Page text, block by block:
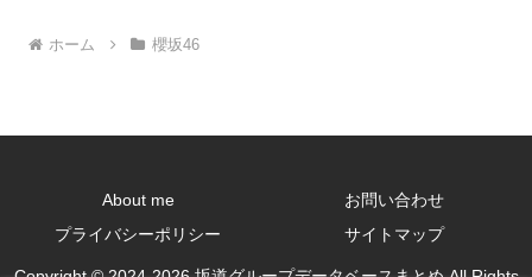
ホーム 櫻坂46
About me
お問い合わせ
プライバシーポリシー
サイトマップ